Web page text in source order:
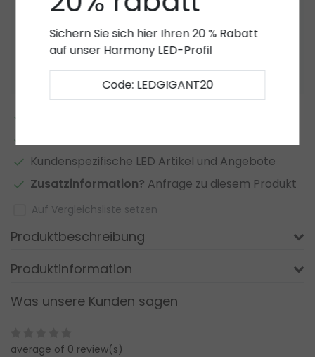
Angebot
Zur Wunschliste hinzufügen
Kundenspezifische LED Artikel und Angebote
Zusatzinformation? Anfrage zu diesem Produkt
Auf Vergleichsliste setzen
Produktbeschreibung
Produktinformation
Was unsere Kunden sagen
average of 0 review(s)
Sichern Sie sich hier Ihren 20 % Rabatt
auf unser Harmony LED-Profil
Code: LEDGIGANT20